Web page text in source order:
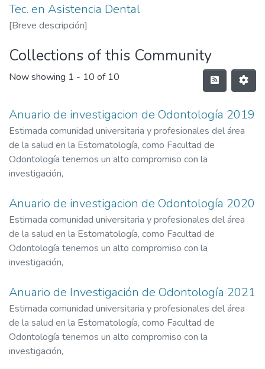
Tec. en Asistencia Dental
[Breve descripción]
Collections of this Community
Now showing 1 - 10 of 10
Anuario de investigacion de Odontología 2019
Estimada comunidad universitaria y profesionales del área
de la salud en la Estomatología, como Facultad de
Odontología tenemos un alto compromiso con la
investigación,
Anuario de investigacion de Odontología 2020
Estimada comunidad universitaria y profesionales del área
de la salud en la Estomatología, como Facultad de
Odontología tenemos un alto compromiso con la
investigación,
Anuario de Investigación de Odontología 2021
Estimada comunidad universitaria y profesionales del área
de la salud en la Estomatología, como Facultad de
Odontología tenemos un alto compromiso con la
investigación,